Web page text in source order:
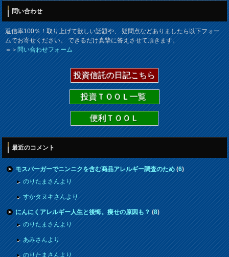
問い合わせ
返信率100％！取り上げて欲しい話題や、 疑問点などありましたら以下フォー
ムでお寄せください。 できるだけ真摯に答えさせて頂きます。
＝＞問い合わせフォーム
投資信託の日記こちら
投資ＴＯＯＬ一覧
便利ＴＯＯＬ
最近のコメント
モスバーガーでニンニクを含む商品アレルギー調査のため(6)
のりたまさんより
すかタヌキさんより
にんにくアレルギー人生と後悔。痩せの原因も？(8)
のりたまさんより
あみさんより
のりたまさんより